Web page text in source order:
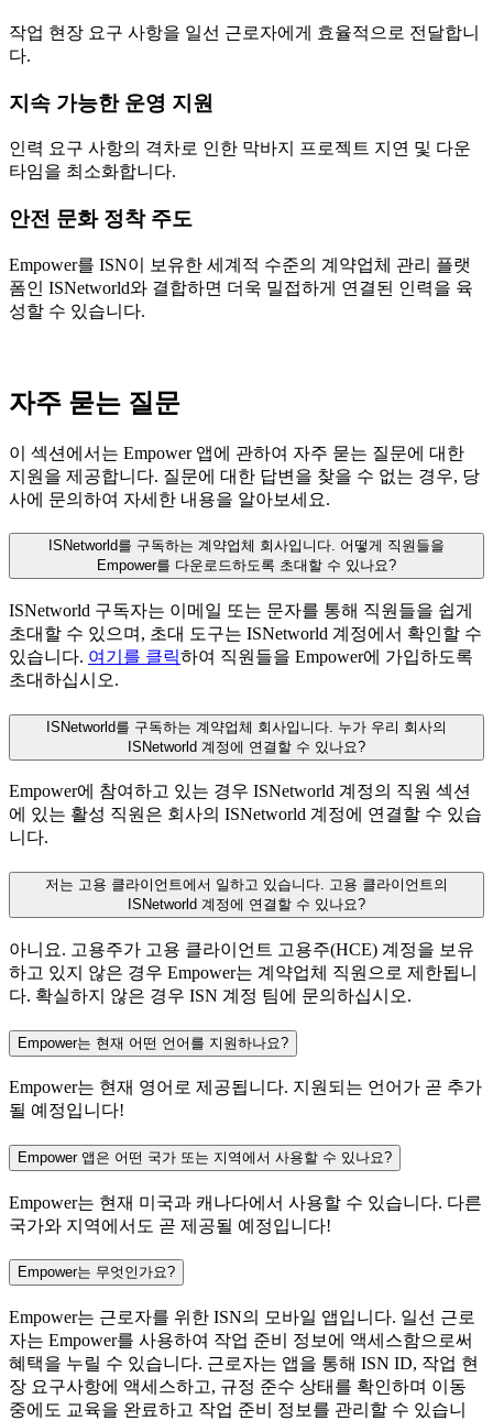
작업 현장 요구 사항을 일선 근로자에게 효율적으로 전달합니
다.
지속 가능한 운영 지원
인력 요구 사항의 격차로 인한 막바지 프로젝트 지연 및 다운
타임을 최소화합니다.
안전 문화 정착 주도
Empower를 ISN이 보유한 세계적 수준의 계약업체 관리 플랫
폼인 ISNetworld와 결합하면 더욱 밀접하게 연결된 인력을 육
성할 수 있습니다.
자주 묻는 질문
이 섹션에서는 Empower 앱에 관하여 자주 묻는 질문에 대한
지원을 제공합니다. 질문에 대한 답변을 찾을 수 없는 경우, 당
사에 문의하여 자세한 내용을 알아보세요.
ISNetworld를 구독하는 계약업체 회사입니다. 어떻게 직원들을
Empower를 다운로드하도록 초대할 수 있나요?
ISNetworld 구독자는 이메일 또는 문자를 통해 직원들을 쉽게
초대할 수 있으며, 초대 도구는 ISNetworld 계정에서 확인할 수
있습니다. 여기를 클릭하여 직원들을 Empower에 가입하도록
초대하십시오.
ISNetworld를 구독하는 계약업체 회사입니다. 누가 우리 회사의
ISNetworld 계정에 연결할 수 있나요?
Empower에 참여하고 있는 경우 ISNetworld 계정의 직원 섹션
에 있는 활성 직원은 회사의 ISNetworld 계정에 연결할 수 있습
니다.
저는 고용 클라이언트에서 일하고 있습니다. 고용 클라이언트의
ISNetworld 계정에 연결할 수 있나요?
아니요. 고용주가 고용 클라이언트 고용주(HCE) 계정을 보유
하고 있지 않은 경우 Empower는 계약업체 직원으로 제한됩니
다. 확실하지 않은 경우 ISN 계정 팀에 문의하십시오.
Empower는 현재 어떤 언어를 지원하나요?
Empower는 현재 영어로 제공됩니다. 지원되는 언어가 곧 추가
될 예정입니다!
Empower 앱은 어떤 국가 또는 지역에서 사용할 수 있나요?
Empower는 현재 미국과 캐나다에서 사용할 수 있습니다. 다른
국가와 지역에서도 곧 제공될 예정입니다!
Empower는 무엇인가요?
Empower는 근로자를 위한 ISN의 모바일 앱입니다. 일선 근로
자는 Empower를 사용하여 작업 준비 정보에 액세스함으로써
혜택을 누릴 수 있습니다. 근로자는 앱을 통해 ISN ID, 작업 현
장 요구사항에 액세스하고, 규정 준수 상태를 확인하며 이동
중에도 교육을 완료하고 작업 준비 정보를 관리할 수 있습니